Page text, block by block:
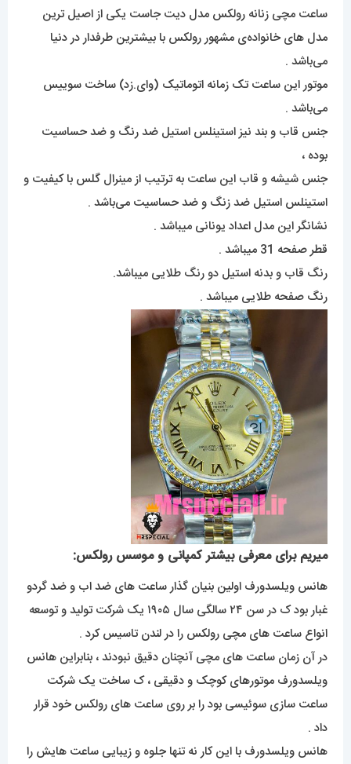
ساعت مچی زنانه رولکس مدل دیت جاست یکی از اصیل ترین
مدل های خانواده‌ی مشهور رولکس با بیشترین طرفدار در دنیا
می‌باشد .
موتور این ساعت تک زمانه اتوماتیک (وای.زد) ساخت سوییس
می‌باشد .
جنس قاب و بند نیز استینلس استیل ضد رنگ و ضد حساسیت
بوده ،
جنس شیشه و قاب این ساعت به ترتیب از مینرال گلس با کیفیت و
استینلس استیل ضد زنگ و ضد حساسیت می‌باشد .
نشانگر این مدل اعداد یونانی میباشد .
قطر صفحه 31 میباشد .
رنگ قاب و بدنه استیل دو رنگ طلایی میباشد.
رنگ صفحه طلایی میباشد .
میریم برای معرفی بیشتر کمپانی و موسس رولکس:
هانس ویلسدورف اولین بنیان گذار ساعت های ضد اب و ضد گردو
غبار بود ک در سن ۲۴ سالگی سال ۱۹۰۵ یک شرکت تولید و توسعه
انواع ساعت های مچی رولکس را در لندن تاسیس کرد .
در آن زمان ساعت های مچی آنچنان دقیق نبودند ، بنابراین هانس
ویلسدورف موتورهای کوچک و دقیقی ، ک ساخت یک شرکت
ساعت سازی سوئیسی بود را بر روی ساعت های رولکس خود قرار
داد .
هانس ویلسدورف با این کار نه تنها جلوه و زیبایی ساعت هایش را